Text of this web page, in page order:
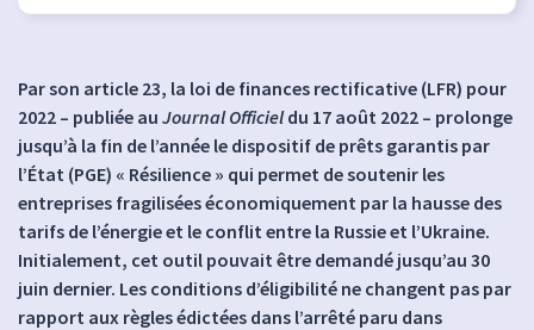
Par son article 23, la loi de finances rectificative (LFR) pour
2022 – publiée au Journal Officieldu 17 août 2022 – prolonge
jusqu’à la fin de l’année le dispositif de prêts garantis par
l’État (PGE) « Résilience » qui permet de soutenir les
entreprises fragilisées économiquement par la hausse des
tarifs de l’énergie et le conflit entre la Russie et l’Ukraine.
Initialement, cet outil pouvait être demandé jusqu’au 30
juin dernier. Les conditions d’éligibilité ne changent pas par
rapport aux règles édictées dans l’arrêté paru dans